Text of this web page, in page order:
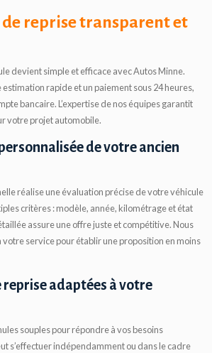
de reprise transparent et
devient simple et efficace avec Autos Minne.
rapide et un paiement sous 24 heures,
bancaire. L’expertise de nos équipes garantit
votre projet automobile.
de votre ancien
réalise une évaluation précise de votre véhicule
critères : modèle, année, kilométrage et état
assure une offre juste et compétitive. Nous
service pour établir une proposition en moins
reprise adaptées à votre
souples pour répondre à vos besoins
s’effectuer indépendamment ou dans le cadre